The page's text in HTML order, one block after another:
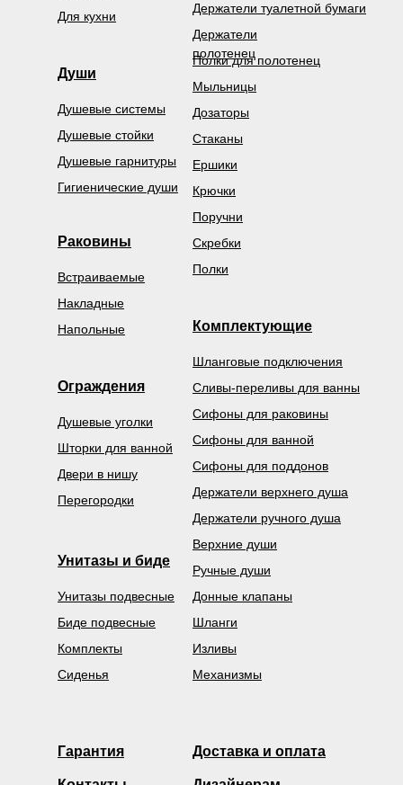
Души
Душевые гарнитуры
Душевые системы
Гигиенические души
Поручни
Скребки
Дозаторы
Полки
Стаканы
Ершики
Верхние души
Ручные души
Крючки
Держатели
полотенец
Мыльницы
Держатели туалетной бумаги
Полки для полотенец
Сифоны для поддонов
Держатели верхнего душа
Держатели ручного душа
Механизмы
Донные клапаны
Шланги
Изливы
Сливы-переливы для ванны
Сифоны для ванной
Шланговые подключения
Сифоны для раковины
Унитазы и биде
Унитазы подвесные
Биде подвесные
Комплекты
Раковины
Встраиваемые
Накладные
Напольные
Для кухни
Ограждения
Душевые уголки
Шторки для ванной
Двери в нишу
Перегородки
Комплектующие
Доставка и оплата
Гарантия
Душевые стойки
Сиденья